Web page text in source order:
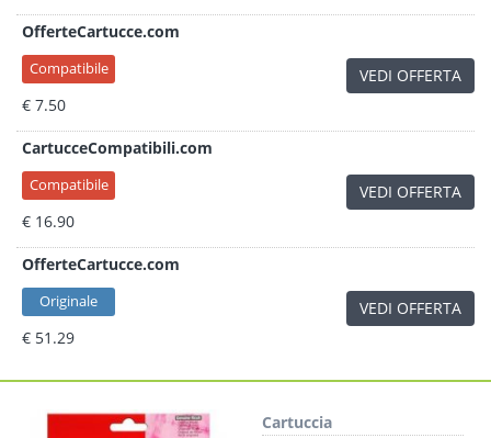
OfferteCartucce.com
Compatibile
€ 7.50
VEDI OFFERTA
CartucceCompatibili.com
Compatibile
€ 16.90
VEDI OFFERTA
OfferteCartucce.com
Originale
€ 51.29
VEDI OFFERTA
Cartuccia